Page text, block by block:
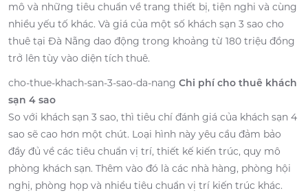
mô và những tiêu chuẩn về trang thiết bị, tiện nghi và cùng
nhiều yếu tố khác. Và giá của một số khách sạn 3 sao cho
thuê tại Đà Nẵng dao động trong khoảng từ 180 triệu đồng
trở lên tùy vào diện tích thuê.
cho-thue-khach-san-3-sao-da-nang Chi phí cho thuê khách
sạn 4 sao
So với khách sạn 3 sao, thì tiêu chí đánh giá của khách sạn 4
sao sẽ cao hơn một chút. Loại hình này yêu cầu đảm bảo
đầy đủ về các tiêu chuẩn vị trí, thiết kế kiến trúc, quy mô
phòng khách sạn. Thêm vào đó là các nhà hàng, phòng hội
nghị, phòng họp và nhiều tiêu chuẩn vị trí kiến trúc khác.